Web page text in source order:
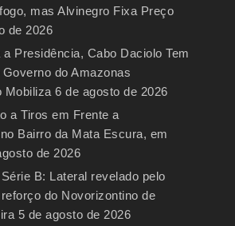
mas Alvinegro Fixa Preço
de 2026
a Presidência, Cabo Daciolo Tem
do Amazonas
Mobiliza 6 de agosto de 2026
a Tiros em Frente a
Bairro da Mata Escura, em
de 2026
B: Lateral revelado pelo
do Novorizontino de
5 de agosto de 2026